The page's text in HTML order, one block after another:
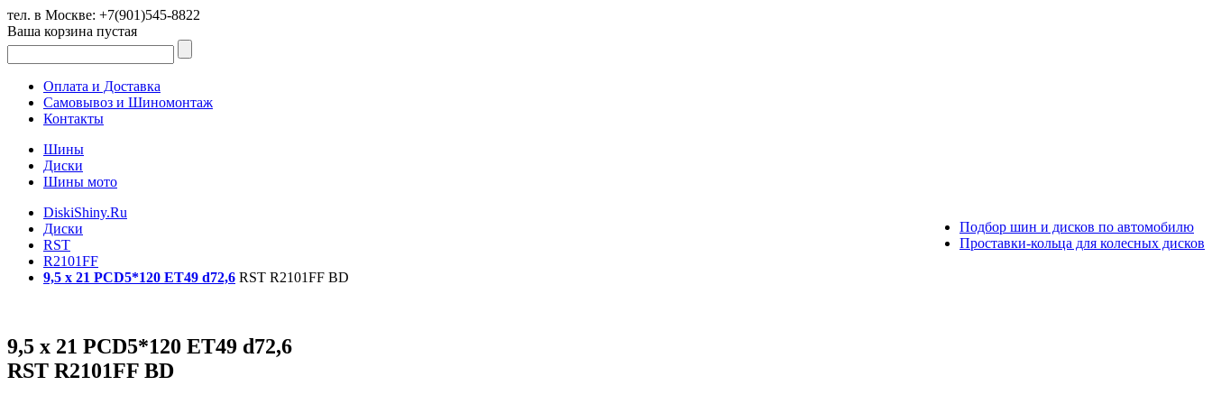
тел. в Москве: +7(901)545-8822
Ваша корзина пустая
Оплата и Доставка
Самовывоз и Шиномонтаж
Контакты
Шины
Диски
Шины мото
Подбор шин и дисков по автомобилю
Проставки-кольца для колесных дисков
DiskiShiny.Ru
Диски
RST
R2101FF
9,5 x 21 PCD5*120 ET49 d72,6 RST R2101FF BD
9,5 x 21 PCD5*120 ET49 d72,6
RST R2101FF BD